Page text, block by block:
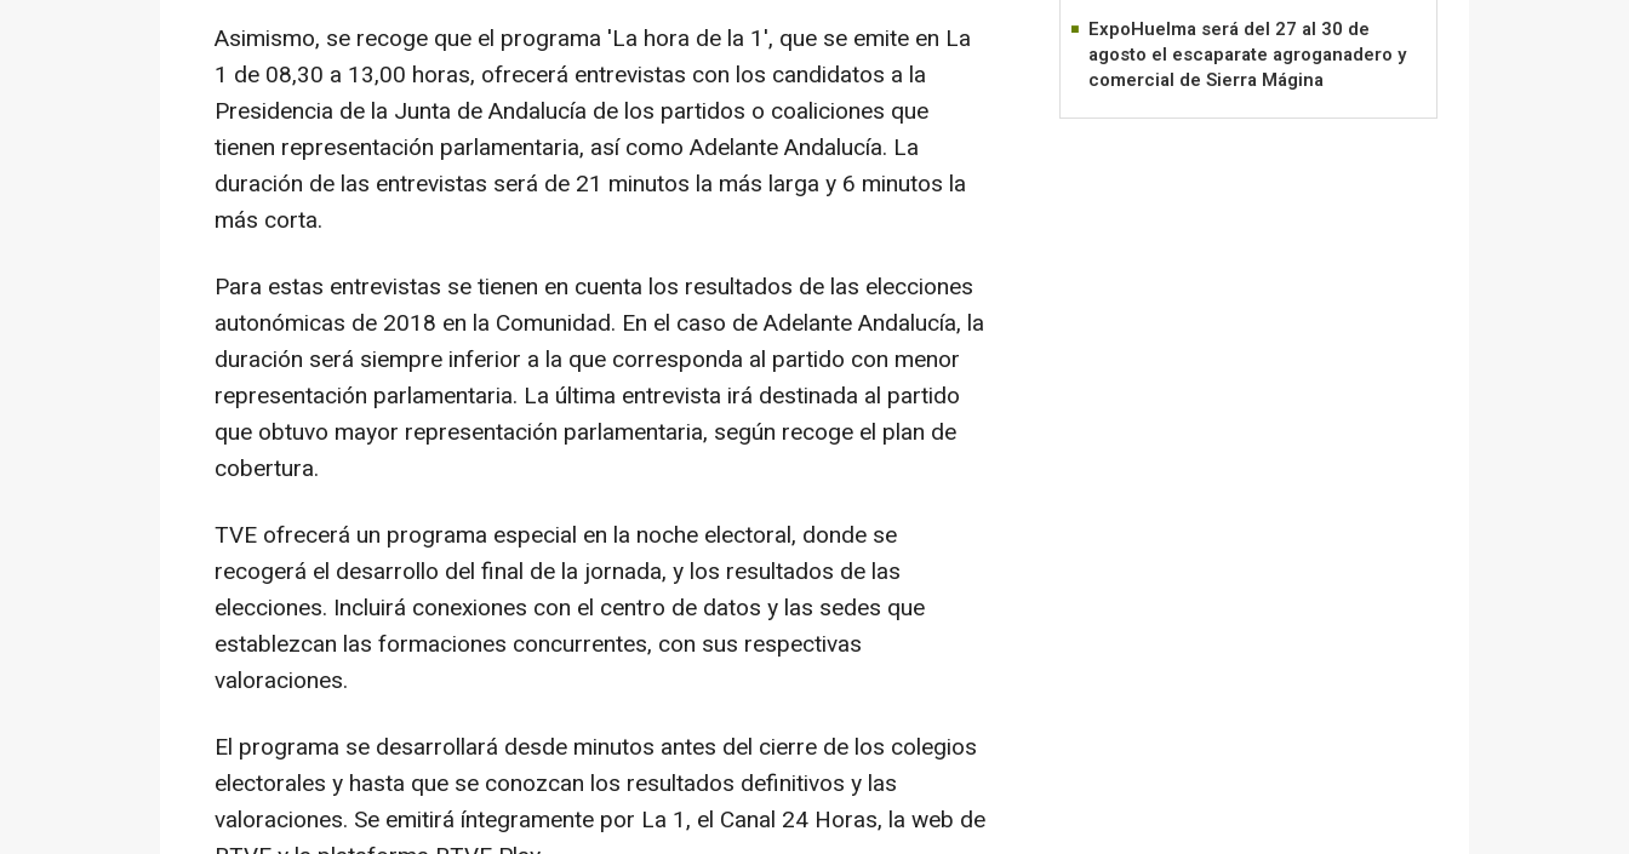
Asimismo, se recoge que el programa 'La hora de la 1', que se emite en La
1 de 08,30 a 13,00 horas, ofrecerá entrevistas con los candidatos a la
Presidencia de la Junta de Andalucía de los partidos o coaliciones que
tienen representación parlamentaria, así como Adelante Andalucía. La
duración de las entrevistas será de 21 minutos la más larga y 6 minutos la
más corta.
Para estas entrevistas se tienen en cuenta los resultados de las elecciones
autonómicas de 2018 en la Comunidad. En el caso de Adelante Andalucía, la
duración será siempre inferior a la que corresponda al partido con menor
representación parlamentaria. La última entrevista irá destinada al partido
que obtuvo mayor representación parlamentaria, según recoge el plan de
cobertura.
TVE ofrecerá un programa especial en la noche electoral, donde se
recogerá el desarrollo del final de la jornada, y los resultados de las
elecciones. Incluirá conexiones con el centro de datos y las sedes que
establezcan las formaciones concurrentes, con sus respectivas
valoraciones.
El programa se desarrollará desde minutos antes del cierre de los colegios
electorales y hasta que se conozcan los resultados definitivos y las
valoraciones. Se emitirá íntegramente por La 1, el Canal 24 Horas, la web de
ExpoHuelma será del 27 al 30 de
agosto el escaparate agroganadero y
comercial de Sierra Mágina